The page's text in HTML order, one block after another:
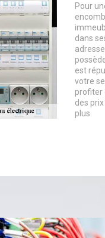
Pour
dans
est
votre
profiter
des
plus.